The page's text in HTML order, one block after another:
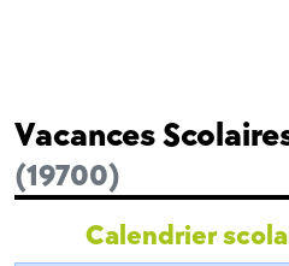
Vacances
(19700)
Calendrier